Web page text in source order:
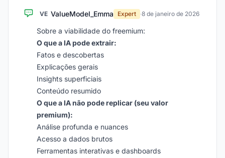
VE ValueModel_Emma Expert ·8 de janeiro de 2026
Sobre a viabilidade do freemium:
O que a IA pode extrair:
Fatos e descobertas
Explicações gerais
Insights superficiais
Conteúdo resumido
O que a IA não pode replicar (seu valor
premium):
Análise profunda e nuances
Acesso a dados brutos
Ferramentas interativas e dashboards